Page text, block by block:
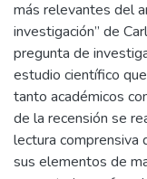
más relevantes del
investigación” de
pregunta de
estudio científico
tanto académicos
de la recensión se
lectura comprensiva
sus elementos de